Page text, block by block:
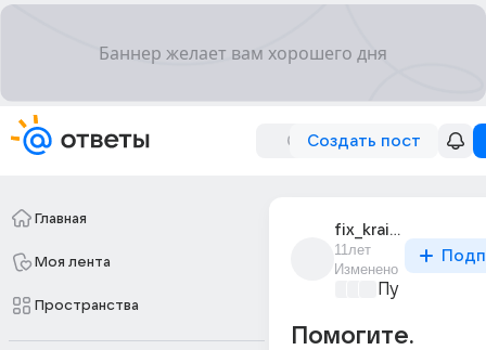
Создать пост
Главная
Моя лента
Пространства
fix_kraids
11лет
Изменено
Пути
Помогите.